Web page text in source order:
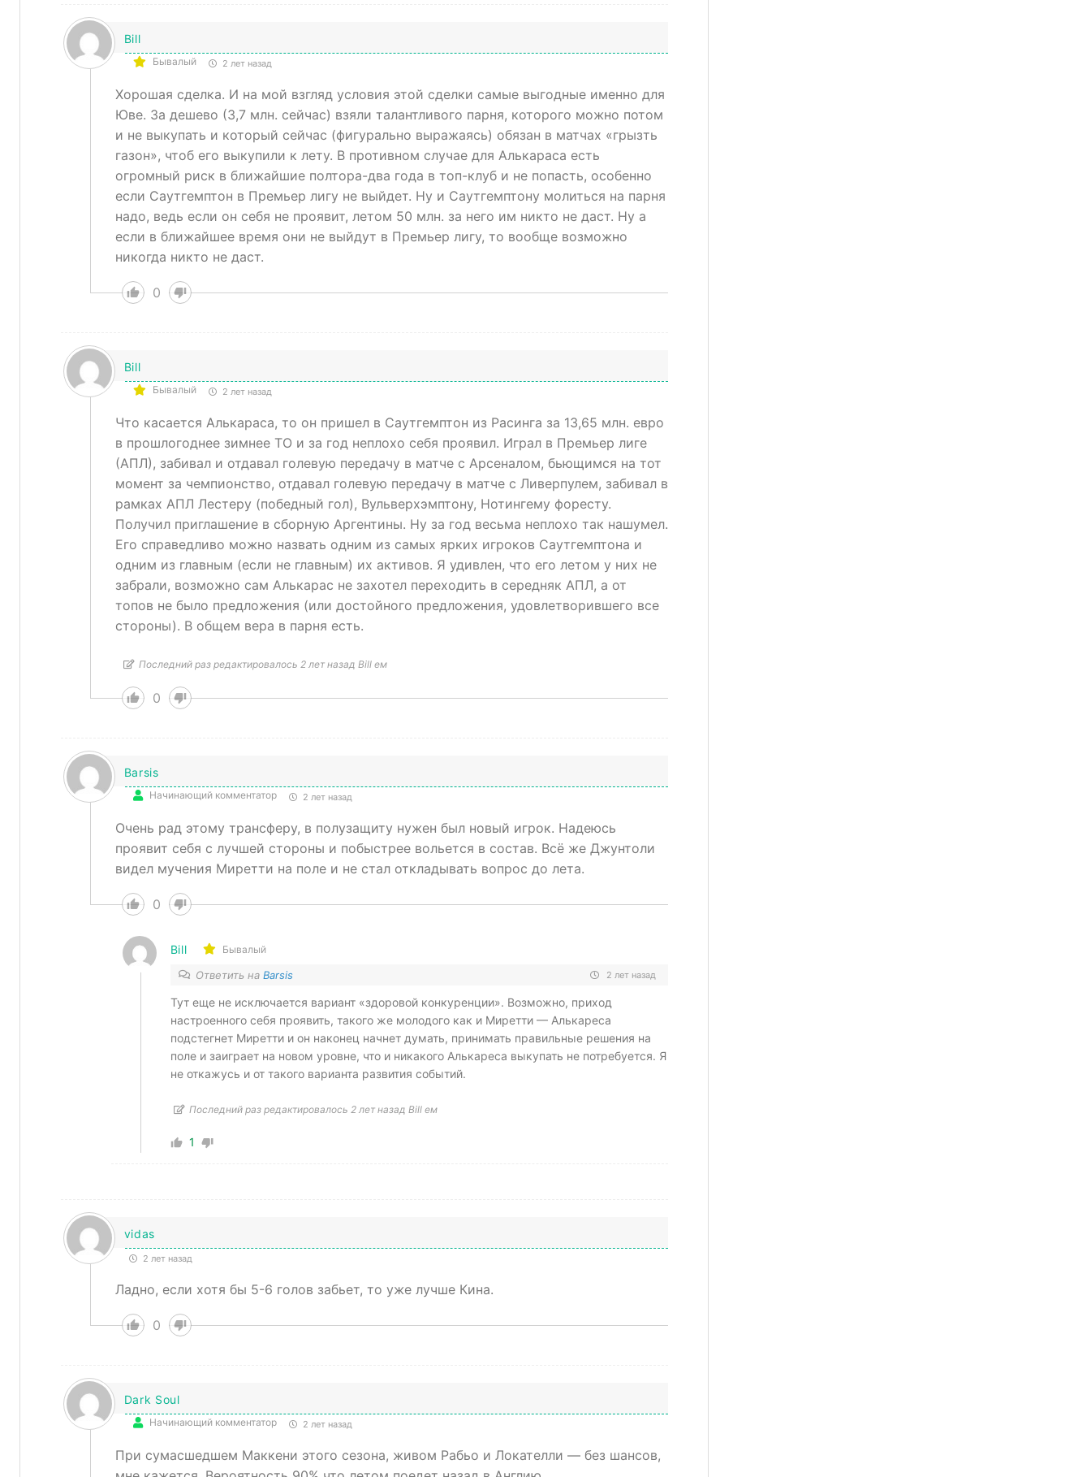
Bill
Бывалый 2 лет назад
Хорошая сделка. И на мой взгляд условия этой сделки самые выгодные именно для
Юве. За дешево (3,7 млн. сейчас) взяли талантливого парня, которого можно потом
и не выкупать и который сейчас (фигурально выражаясь) обязан в матчах «грызть
газон», чтоб его выкупили к лету. В противном случае для Алькараса есть
огромный риск в ближайшие полтора-два года в топ-клуб и не попасть, особенно
если Саутгемптон в Премьер лигу не выйдет. Ну и Саутгемптону молиться на парня
надо, ведь если он себя не проявит, летом 50 млн. за него им никто не даст. Ну а
если в ближайшее время они не выйдут в Премьер лигу, то вообще возможно
никогда никто недаст.
0
Bill
Бывалый 2 лет назад
Что касается Алькараса, то он пришел в Саутгемптон из Расинга за 13,65 млн. евро
в прошлогоднее зимнее ТО и за год неплохо себя проявил. Играл в Премьер лиге
(АПЛ), забивал и отдавал голевую передачу в матче с Арсеналом, бьющимся на тот
момент за чемпионство, отдавал голевую передачу в матче с Ливерпулем, забивал в
рамках АПЛ Лестеру (победный гол), Вульверхэмптону, Нотингему форесту.
Получил приглашение в сборную Аргентины. Ну за год весьма неплохо так нашумел.
Его справедливо можно назвать одним из самых ярких игроков Саутгемптона и
одним из главным (если не главным) их активов. Я удивлен, что его летом у них не
забрали, возможно сам Алькарас не захотел переходить в середняк АПЛ, а от
топов не было предложения (или достойного предложения, удовлетворившего все
стороны). В общем вера в парня есть.
Последний раз редактировалось 2 лет назад Bill ем
0
Barsis
Начинающий комментатор 2 лет назад
Очень рад этому трансферу, в полузащиту нужен был новый игрок. Надеюсь
проявит себя с лучшей стороны и побыстрее вольется в состав. Всё же Джунтоли
видел мучения Миретти на поле и не стал откладывать вопрос до лета.
0
Bill Бывалый
Ответить на Barsis 2 лет назад
Тут еще не исключается вариант «здоровой конкуренции». Возможно, приход
настроенного себя проявить, такого же молодого как и Миретти — Алькареса
подстегнет Миретти и он наконец начнет думать, принимать правильные решения на
поле и заиграет на новом уровне, что и никакого Алькареса выкупать не потребуется. Я
не откажусь и от такого варианта развития событий.
Последний раз редактировалось 2 лет назад Bill ем
1
vidas
2 лет назад
Ладно, если хотя бы 5-6 голов забьет, то уже лучше Кина.
0
Dark Soul
Начинающий комментатор 2 лет назад
При сумасшедшем Маккени этого сезона, живом Рабьо и Локателли — без шансов,